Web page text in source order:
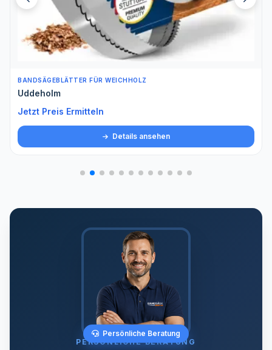
BANDSÄGEBLÄTTER FÜR WEICHHOLZ
Uddeholm
Jetzt Preis Ermitteln
Details ansehen
Persönliche Beratung
PERSÖNLICHE BERATUNG